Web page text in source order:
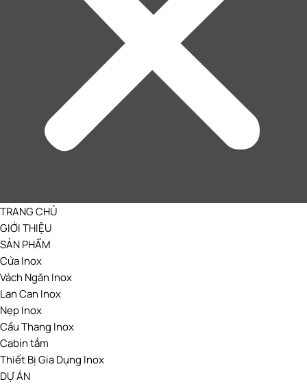
TRANG CHỦ
GIỚI THIỆU
SẢN PHẨM
Cửa Inox
Vách Ngăn Inox
Lan Can Inox
Nẹp Inox
Cầu Thang Inox
Cabin tắm
Thiết Bị Gia Dụng Inox
DỰ ÁN